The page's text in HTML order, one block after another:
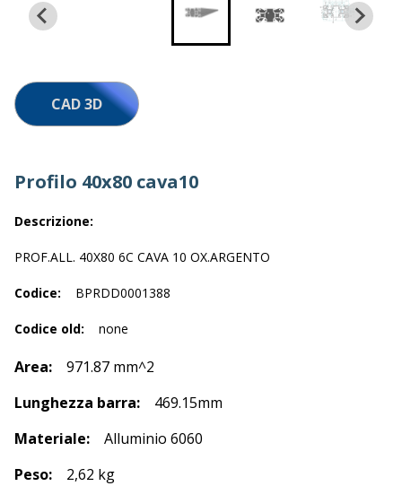
Profilo 40x80 cava10
Descrizione:
PROF.ALL. 40X80 6C CAVA 10 OX.ARGENTO
Codice: BPRDD0001388
Codice old: none
Area:
971.87 mm^2
Lunghezza barra:
469.15mm
Materiale:
Alluminio 6060
Peso:
2,62 kg
CAD 3D